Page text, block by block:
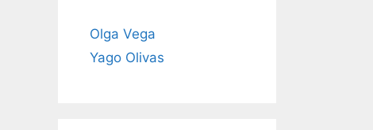
Olga Vega
Yago Olivas